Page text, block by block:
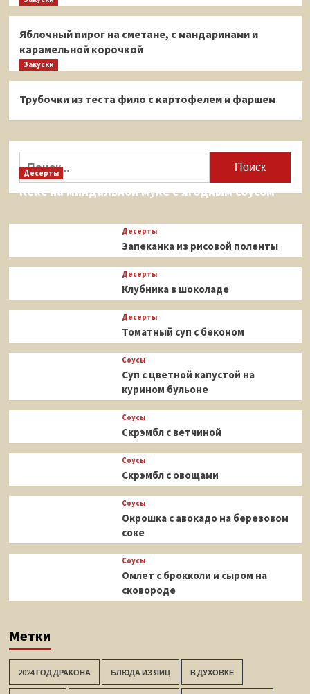
Яблочный пирог на сметане, с мандаринами и
карамельной корочкой
Закуски
Трубочки из теста фило с картофелем и фаршем
Десерты
Кекс на миндальной муке с ягодным соусом
Десерты
Запеканка из рисовой поленты
Десерты
Клубника в шоколаде
Десерты
Томатный суп с беконом
Соусы
Суп с цветной капустой на
курином бульоне
Соусы
Скрэмбл с ветчиной
Соусы
Скрэмбл с овощами
Соусы
Окрошка с авокадо на березовом
соке
Соусы
Омлет с брокколи и сыром на
сковороде
Метки
2024 ГОД ДРАКОНА БЛЮДА ИЗ ЯИЦ В ДУХОВКЕ